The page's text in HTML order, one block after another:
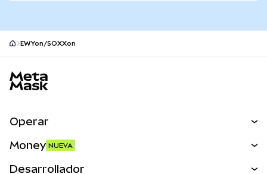
EWYon/SOXXon
Operar
Money NUEVA
Desarrollador